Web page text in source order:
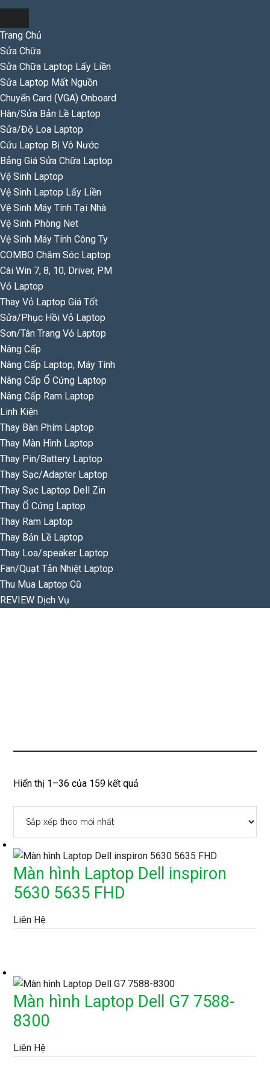
Trang Chủ
Sửa Chữa
Sửa Chữa Laptop Lấy Liền
Sửa Laptop Mất Nguồn
Chuyển Card (VGA) Onboard
Hàn/Sửa Bản Lề Laptop
Sửa/Độ Loa Laptop
Cứu Laptop Bị Vô Nước
Bảng Giá Sửa Chữa Laptop
Vệ Sinh Laptop
Vệ Sinh Laptop Lấy Liền
Vệ Sinh Máy Tính Tại Nhà
Vệ Sinh Phòng Net
Vệ Sinh Máy Tính Công Ty
COMBO Chăm Sóc Laptop
Cài Win 7, 8, 10, Driver, PM
Vỏ Laptop
Thay Vỏ Laptop Giá Tốt
Sửa/Phục Hồi Vỏ Laptop
Sơn/Tân Trang Vỏ Laptop
Nâng Cấp
Nâng Cấp Laptop, Máy Tính
Nâng Cấp Ổ Cứng Laptop
Nâng Cấp Ram Laptop
Linh Kiện
Thay Bàn Phím Laptop
Thay Màn Hình Laptop
Thay Pin/Battery Laptop
Thay Sạc/Adapter Laptop
Thay Sạc Laptop Dell Zin
Thay Ổ Cứng Laptop
Thay Ram Laptop
Thay Bản Lề Laptop
Thay Loa/speaker Laptop
Fan/Quạt Tản Nhiệt Laptop
Thu Mua Laptop Cũ
REVIEW Dịch Vụ
Hiển thị 1–36 của 159 kết quả
nhất
Màn hình Laptop Dell inspiron
5630 5635 FHD
Liên Hệ
Màn hình Laptop Dell G7 7588-
8300
Liên Hệ